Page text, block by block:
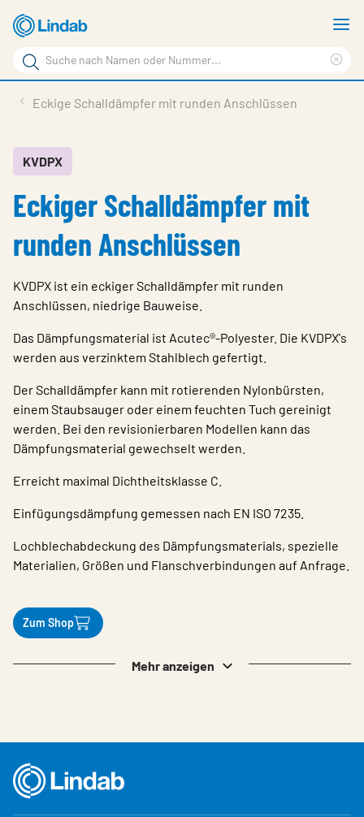
Zum
Hauptinhalt
springen
Suchbegriff
Seite
durchsuchen
Wissen & Service
Inspiration
Unternehmen
Wähle Sprache
Germany - Ventilation
Eckige Schalldämpfer mit runden Anschlüssen
KVDPX
Eckiger Schalldämpfer mit
runden Anschlüssen
KVDPX ist ein eckiger Schalldämpfer mit runden
Anschlüssen, niedrige Bauweise.
Das Dämpfungsmaterial ist Acutec®-Polyester. Die KVDPX's
werden aus verzinktem Stahlblech gefertigt.
Der Schalldämpfer kann mit rotierenden Nylonbürsten,
einem Staubsauger oder einem feuchten Tuch gereinigt
werden. Bei den revisionierbaren Modellen kann das
Dämpfungsmaterial gewechselt werden.
Erreicht maximal Dichtheitsklasse C.
Einfügungsdämpfung gemessen nach EN ISO 7235.
Lochblechabdeckung des Dämpfungsmaterials, spezielle
Materialien, Größen und Flanschverbindungen auf Anfrage.
Zum Shop
Mehr anzeigen